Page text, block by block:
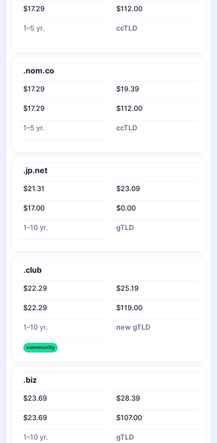
$17.29 $112.00
1–5 yr. ccTLD
.nom.co
$17.29 $19.39
$17.29 $112.00
1–5 yr. ccTLD
.jp.net
$21.31 $23.09
$17.00 $0.00
1–10 yr. gTLD
.club
$22.29 $25.19
$22.29 $119.00
1–10 yr. new gTLD
community
.biz
$23.69 $28.39
$23.69 $107.00
1–10 yr. gTLD